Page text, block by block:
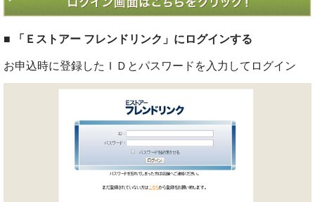
■ 「Ｅストアー フレンドリンク」にログインする
お申込時に登録したＩＤとパスワードを入力してログイン